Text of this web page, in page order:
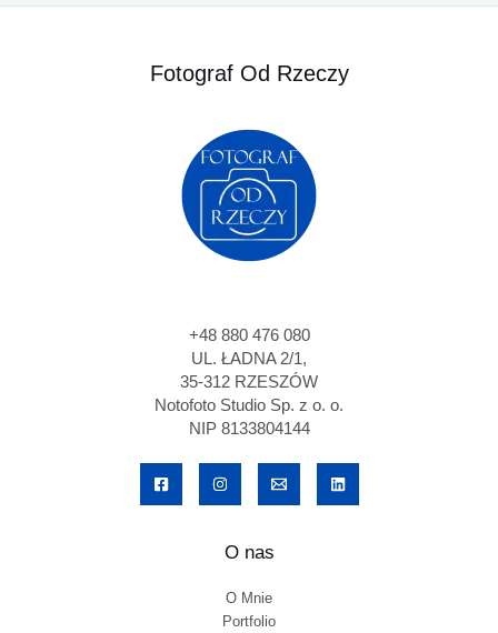
Fotograf Od Rzeczy
+48 880 476 080
UL. ŁADNA 2/1,
35-312 RZESZÓW
Notofoto Studio Sp. z o. o.
NIP 8133804144
O nas
O Mnie
Portfolio